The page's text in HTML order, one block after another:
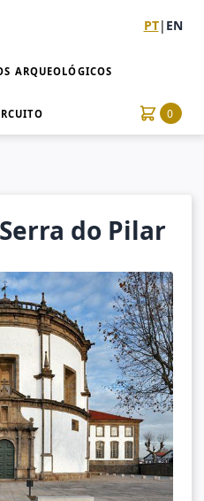
PT| EN
ARQUEOLÓGICOS
0
do Pilar